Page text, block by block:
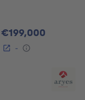
€199,000
-